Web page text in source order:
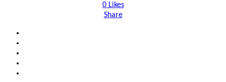
0Likes
Share